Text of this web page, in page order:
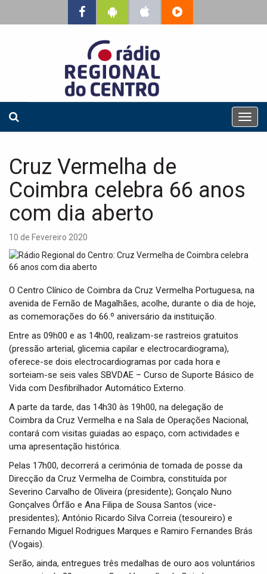
T
o
a
o
n
Cruz Vermelha de
Coimbra celebra 66 anos
com dia aberto
10 de Fevereiro 2020
O Centro Clínico de Coimbra da Cruz Vermelha Portuguesa, na
avenida de Fernão de Magalhães, acolhe, durante o dia de hoje,
as comemorações do 66.º aniversário da instituição.
Entre as 09h00 e as 14h00, realizam-se rastreios gratuitos
(pressão arterial, glicemia capilar e electrocardiograma),
oferece-se dois electrocardiogramas por cada hora e
sorteiam-se seis vales SBVDAE – Curso de Suporte Básico de
Vida com Desfibrilhador Automático Externo.
A parte da tarde, das 14h30 às 19h00, na delegação de
Coimbra da Cruz Vermelha e na Sala de Operações Nacional,
contará com visitas guiadas ao espaço, com actividades e
uma apresentação histórica.
Pelas 17h00, decorrerá a cerimónia de tomada de posse da
Direcção da Cruz Vermelha de Coimbra, constituída por
Severino Carvalho de Oliveira (presidente); Gonçalo Nuno
Gonçalves Órfão e Ana Filipa de Sousa Santos (vice-
presidentes); António Ricardo Silva Correia (tesoureiro) e
Fernando Miguel Rodrigues Marques e Ramiro Fernandes Brás
(Vogais).
Serão, ainda, entregues três medalhas de ouro aos voluntários